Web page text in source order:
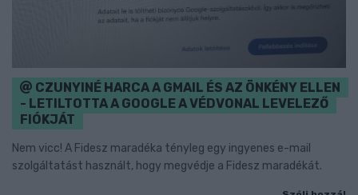
CZUNYINÉ HARCA A GMAIL ÉS AZ ÖNKÉNY ELLEN
- LETILTOTTA A GOOGLE A VÉDVONAL LEVELEZŐ
FIÓKJÁT
Nem vicc! A Fidesz maradéka tényleg egy ingyenes e-mail
szolgáltatást használt, hogy megvédje a Fidesz maradékát.